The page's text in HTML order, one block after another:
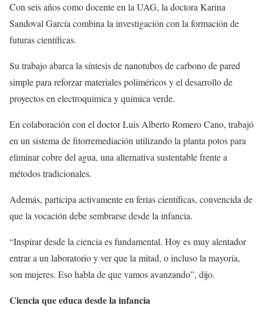
Con seis años como docente en la UAG, la doctora Karina
Sandoval García combina la investigación con la formación de
futuras científicas.
Su trabajo abarca la síntesis de nanotubos de carbono de pared
simple para reforzar materiales poliméricos y el desarrollo de
proyectos en electroquímica y química verde.
En colaboración con el doctor Luis Alberto Romero Cano, trabajó
en un sistema de fitorremediación utilizando la planta potos para
eliminar cobre del agua, una alternativa sustentable frente a
métodos tradicionales.
Además, participa activamente en ferias científicas, convencida de
que la vocación debe sembrarse desde la infancia.
“Inspirar desde la ciencia es fundamental. Hoy es muy alentador
entrar a un laboratorio y ver que la mitad, o incluso la mayoría,
son mujeres. Eso habla de que vamos avanzando”, dijo.
Ciencia que educa desde la infancia